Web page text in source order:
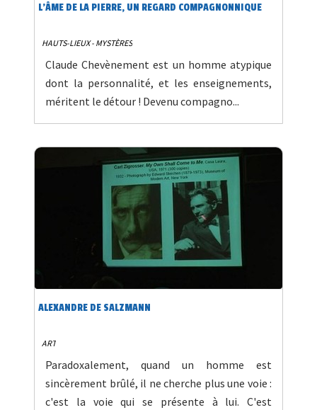
L’ÂME DE LA PIERRE, UN REGARD COMPAGNONNIQUE
HAUTS-LIEUX - MYSTÈRES
Claude Chevènement est un homme atypique
dont la personnalité, et les enseignements,
méritent le détour ! Devenu compagno...
ALEXANDRE DE SALZMANN
ART
Paradoxalement, quand un homme est
sincèrement brûlé, il ne cherche plus une voie :
c'est la voie qui se présente à lui. C'est